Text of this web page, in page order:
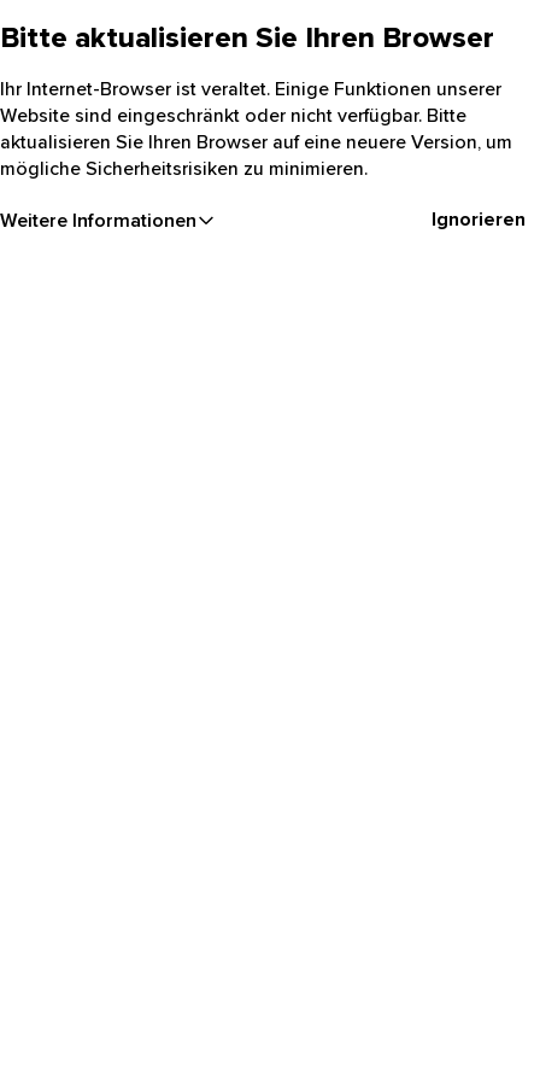
Bitte aktualisieren Sie Ihren Browser
Ihr Internet-Browser ist veraltet. Einige Funktionen unserer
Website sind eingeschränkt oder nicht verfügbar. Bitte
aktualisieren Sie Ihren Browser auf eine neuere Version, um
mögliche Sicherheitsrisiken zu minimieren.
Weitere Informationen Ignorieren